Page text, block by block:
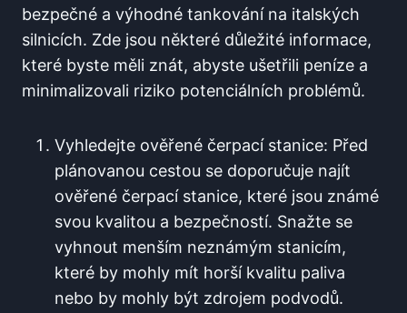
bezpečné a výhodné tankování na italských
silnicích. Zde ​jsou některé ‍důležité informace,
které byste měli znát, abyste ušetřili peníze a
minimalizovali riziko potenciálních problémů.
Vyhledejte ověřené čerpací stanice: Před
plánovanou cestou se doporučuje​ najít
ověřené čerpací stanice, které ⁣jsou známé
svou kvalitou a bezpečností. Snažte ‍se
vyhnout menším neznámým stanicím,
které by mohly mít horší kvalitu paliva
nebo​ by mohly být zdrojem podvodů.